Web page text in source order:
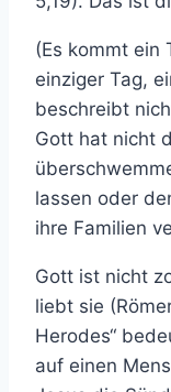
(Es kommt ein
einziger Tag,
beschreibt
Gott hat nicht
lassen oder
ihre Familien
Gott ist nicht
liebt sie
Herodes“
auf einen